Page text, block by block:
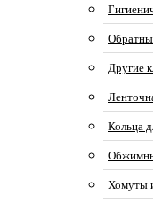
Другие
Кольца
Хомуты